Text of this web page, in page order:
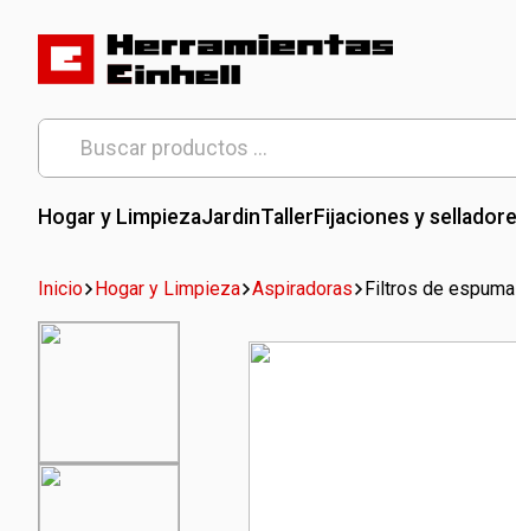
content
Herramientas Einhell
Distribuidor Oficial
Buscar
por:
Hogar y LimpiezaJardinTallerFijaciones y
Inicio Hogar y Limpieza Aspiradoras Filtros de